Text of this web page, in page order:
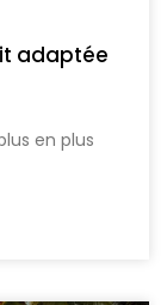
adaptée
en plus